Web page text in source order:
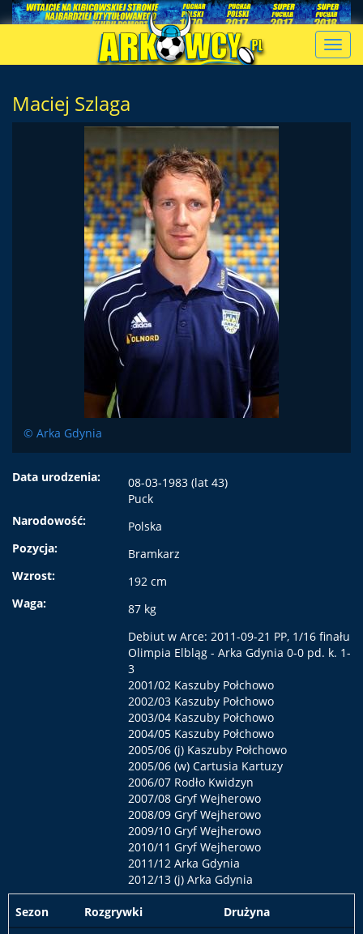
Maciej Szlaga
© Arka Gdynia
Data urodzenia:
08-03-1983 (lat 43)
Puck
Narodowość:
Polska
Pozycja:
Bramkarz
Wzrost:
192 cm
Waga:
87 kg
Debiut w Arce: 2011-09-21 PP, 1/16 finału
Olimpia Elbląg - Arka Gdynia 0-0 pd. k. 1-
3
2001/02 Kaszuby Połchowo
2002/03 Kaszuby Połchowo
2003/04 Kaszuby Połchowo
2004/05 Kaszuby Połchowo
2005/06 (j) Kaszuby Połchowo
2005/06 (w) Cartusia Kartuzy
2006/07 Rodło Kwidzyn
2007/08 Gryf Wejherowo
2008/09 Gryf Wejherowo
2009/10 Gryf Wejherowo
2010/11 Gryf Wejherowo
2011/12 Arka Gdynia
2012/13 (j) Arka Gdynia
Sezon Rozgrywki
Drużyna